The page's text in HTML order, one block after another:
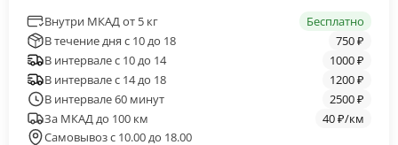
Внутри МКАД от 5 кг
Бесплатно
В течение дня с 10 до 18
750 ₽
В интервале с 10 до 14
1000 ₽
В интервале с 14 до 18
1200 ₽
В интервале 60 минут
2500 ₽
За МКАД до 100 км
40 ₽/км
Самовывоз с 10.00 до 18.00